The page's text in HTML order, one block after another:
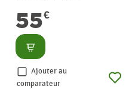
55€
Consulter
Ajouter au
comparateur